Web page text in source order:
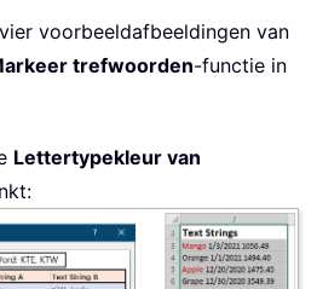
voorbeeldafbeeldingen van
trefwoorden-functie in
Lettertypekleur van